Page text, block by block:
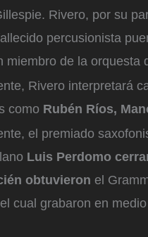
Rivero, por su
percusionista
miembro de la orquesta
Rivero interpretará
como Rubén Ríos,
el premiado
Luis Perdomo
obtuvieron el
el cual grabaron en